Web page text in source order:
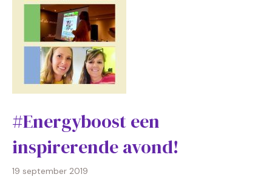
#Energyboost een
inspirerende avond!
19 september 2019